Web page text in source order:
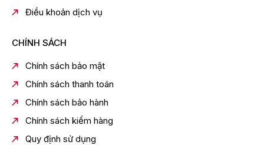
Điều khoản dịch vụ
CHÍNH SÁCH
Chính sách bảo mật
Chính sách thanh toán
Chính sách bảo hành
Chính sách kiểm hàng
Quy định sử dụng